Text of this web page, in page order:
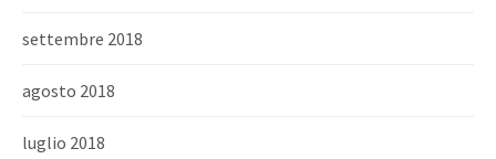
settembre 2018
agosto 2018
luglio 2018